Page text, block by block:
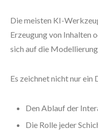
Die meisten KI-
Erzeugung von Inhalten
sich auf die
Es zeichnet nicht nur ein
Den Ablauf der
Die Rolle jeder